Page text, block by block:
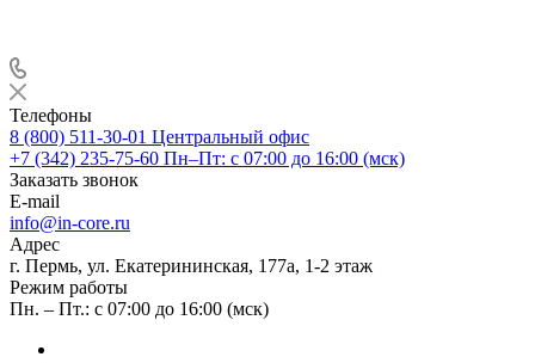
Телефоны
8 (800) 511-30-01 Центральный офис
+7 (342) 235-75-60 Пн–Пт: с 07:00 до 16:00 (мск)
Заказать звонок
E-mail
info@in-core.ru
Адрес
г. Пермь, ул. ​Екатерининская, 177а, ​1-2 этаж
Режим работы
Пн. – Пт.: с 07:00 до 16:00 (мск)